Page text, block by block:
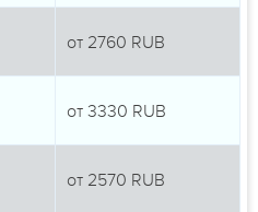
от 2760 RUB
от 3330 RUB
от 2570 RUB